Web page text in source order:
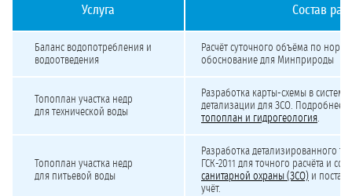
Услуга Состав
Баланс водопотребления и
водоотведения
Расчёт суточного объёма по
обоснование для Минприроды
Топоплан участка недр
для технической воды
Разработка карты-схемы в системе
детализации для ЗСО. Подробнее
топоплан и гидрогеология.
Топоплан участка недр
для питьевой воды
Разработка детализированного
ГСК-2011 для точного расчёта и
санитарной охраны (ЗСО) и
учёт.